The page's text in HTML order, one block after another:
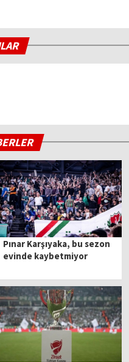
Pınar Karşıyaka, bu sezon
evinde kaybetmiyor